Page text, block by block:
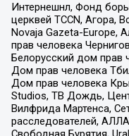
Интернешнл, Фонд
церквей TCCN, Агора,
Novaja Gazeta-Europe,
прав человека
Белорусский дом прав
Дом прав человека
Дом прав человека
Studios, ТВ Дождь,
Вилфрида Мартенса,
расследователей,